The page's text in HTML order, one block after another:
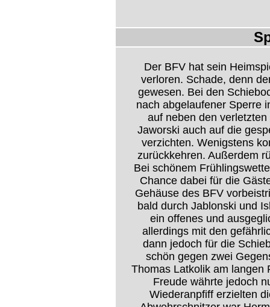
Der BFV hat sein
verloren. Schade, denn
gewesen. Bei den
nach abgelaufener Sperre
auf neben den
Jaworski auch auf die
verzichten. Wenigstens
zurückkehren. Außerdem
Bei schönem
Chance dabei für die
Gehäuse des BFV
bald durch Jablonski und
ein offenes und
allerdings mit den
dann jedoch für die
schön gegen zwei
Thomas Latkolik am langen
Freude währte jedoch
Wiederanpfiff erzielten